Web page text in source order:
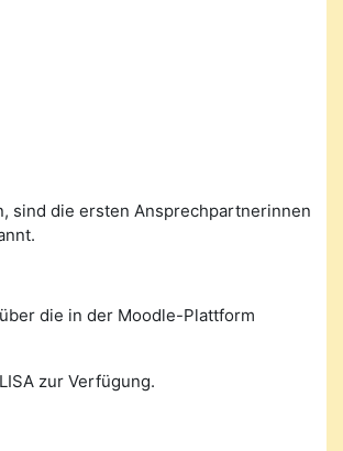
sind die ersten Ansprechpartnerinnen
die in der Moodle-Plattform
zur Verfügung.